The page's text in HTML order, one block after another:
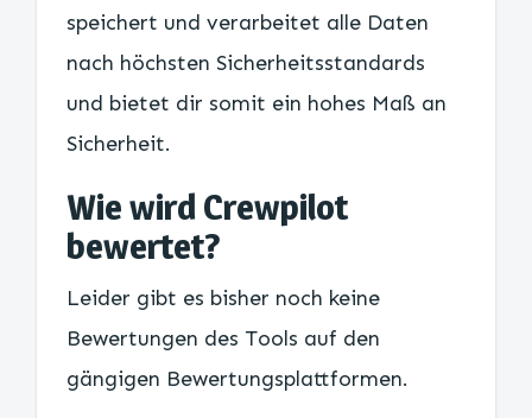
speichert und verarbeitet alle Daten
nach höchsten Sicherheitsstandards
und bietet dir somit ein hohes Maß an
Sicherheit.
Wie wird Crewpilot
bewertet?
Leider gibt es bisher noch keine
Bewertungen des Tools auf den
gängigen Bewertungsplattformen.